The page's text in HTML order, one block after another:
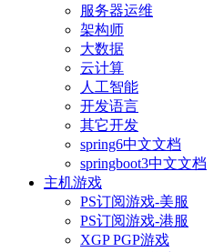
服务器运维
架构师
大数据
云计算
人工智能
开发语言
其它开发
spring6中文文档
springboot3中文文档
主机游戏
PS订阅游戏-美服
PS订阅游戏-港服
XGP PGP游戏